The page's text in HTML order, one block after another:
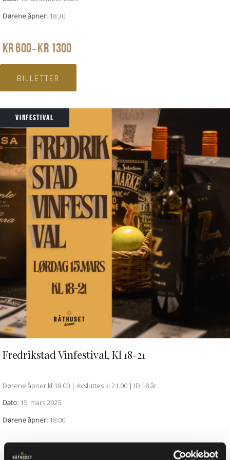
Dørene åpner: 18:30
KR600–KR1300PRISOMRÅDE:
BILLETTER
VINFESTIVAL
QUICK VIEW
Fredrikstad Vinfestival, Kl 18-21
Dørene åpner kl 18.00 | Avsluttes kl 21.00 | ID 18 år
Dato: 15. mars 2025
Dørene åpner: 18:00